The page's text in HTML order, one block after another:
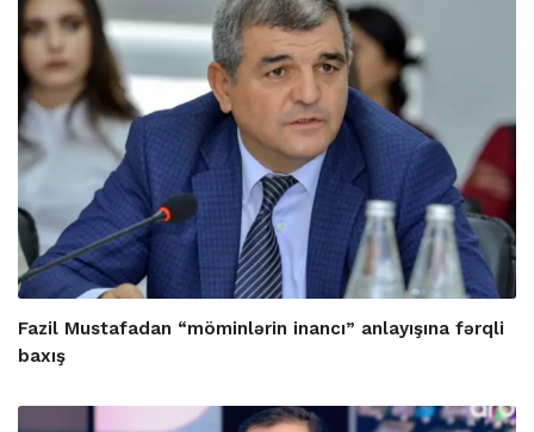
Fazil Mustafadan “möminlərin inancı” anlayışına fərqli
baxış